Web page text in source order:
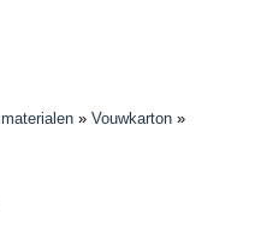
» Vouwkarton »